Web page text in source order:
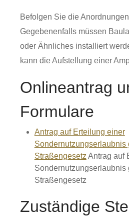
Befolgen Sie die
Gegebenenfalls müssen
oder Ähnliches installiert
kann die Aufstellung einer
Onlineantrag
Formulare
Antrag auf Erteilung einer
Sondernutzungserlaubnis
Straßengesetz Antrag auf
Sondernutzungserlaubnis
Straßengesetz
Zuständige